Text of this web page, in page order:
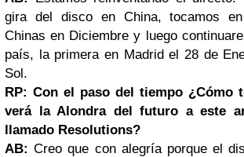
gira del disco en China, tocamos
Chinas en Diciembre y luego
país, la primera en Madrid el 28 de
Sol.
RP: Con el paso del tiempo ¿Cómo
verá la Alondra del futuro a este
llamado Resolutions?
AB: Creo que con alegría porque el